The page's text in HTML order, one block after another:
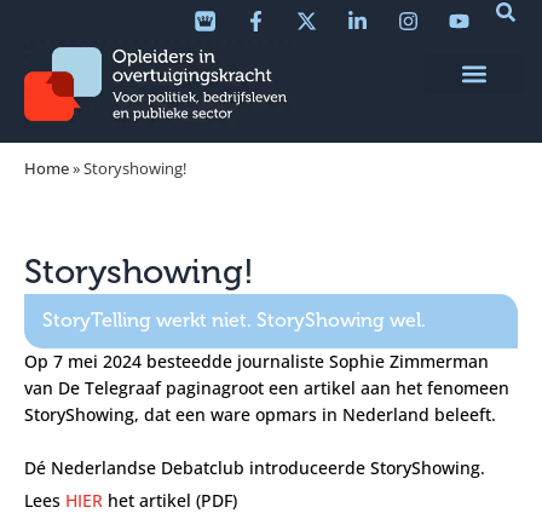
Home»Storyshowing!
Storyshowing!
StoryTelling werkt niet. StoryShowing wel.
Op 7 mei 2024 besteedde journaliste Sophie Zimmerman
van De Telegraaf paginagroot een artikel aan het fenomeen
StoryShowing, dat een ware opmars in Nederland beleeft.
Dé Nederlandse Debatclub introduceerde StoryShowing.
Lees HIER het artikel (PDF)